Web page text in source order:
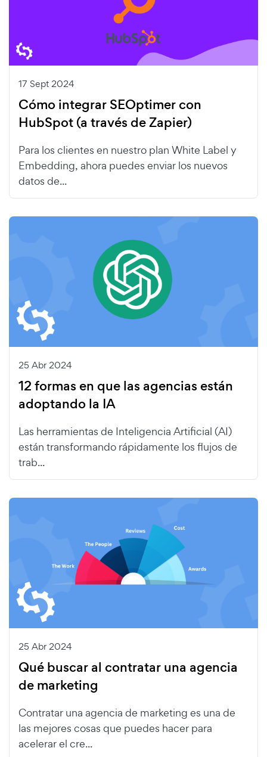
17 Sept 2024
Cómo integrar SEOptimer con
HubSpot (a través de Zapier)
Para los clientes en nuestro plan White Label y
Embedding, ahora puedes enviar los nuevos
datos de...
25 Abr 2024
12 formas en que las agencias están
adoptando la IA
Las herramientas de Inteligencia Artificial (AI)
están transformando rápidamente los flujos de
trab...
25 Abr 2024
Qué buscar al contratar una agencia
de marketing
Contratar una agencia de marketing es una de
las mejores cosas que puedes hacer para
acelerar el cre...